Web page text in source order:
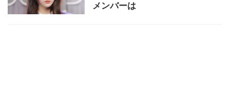
メンバーは